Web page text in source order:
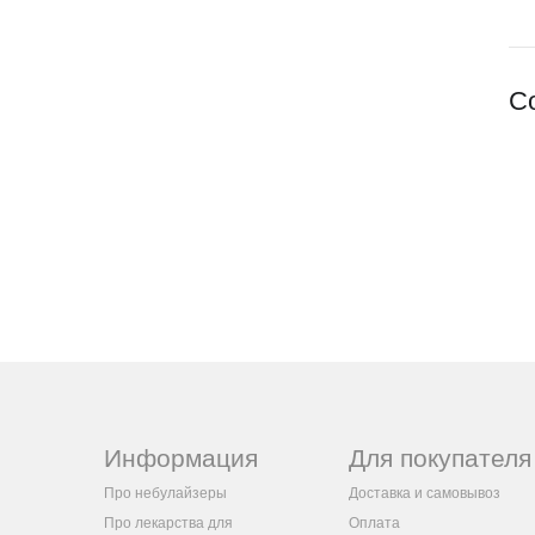
Информация
Про небулайзеры
Про лекарства для
Для покупателя
Доставка и самовывоз
Оплата